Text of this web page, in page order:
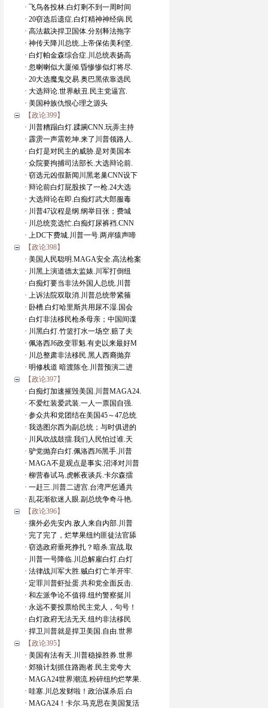
· 飞鸟各投林.白灯剩不到一周时间
· 20窃选后遗症.白灯精神神经病.民
· 高法裁决捍卫国体.分别释法拖字
· 神传天降川总统.上帝保佑美利坚.
· 白灯帕金森综合症.川总统表扬高
· 忽喇喇似大厦倾.昏惨惨似灯将尽.
· 20大选魔鬼交易.奥巴黑依靠选民
· 大选辩论.世界献丑.民主党逼宫.
· 美国种族仇恨心理之源头
【政论399】
· 川普糟蹋白灯.蹂躏CNN.玩弄主持
· 霹雳一声震乾坤.来了川普领路人.
· 白灯是对民主的威胁.是对美国本
· 众院要拘捕司法部长.大选辩论前.
· 窃选元凶假新闻川黑老巢CNN设下
· 辩论前白灯屁股挨了一枪.24大选
· 大选辩论在即.白痴灯武大郎服毒
· 川普47议程是纲.纲举目张；费城
· 川总统竞选忙.白痴灯尿裤裆.CNN
· 上DC下费城.川普一号.两岸猿声啼
【政论398】
· 美国人民聪明.MAGA安全.高法枪案
· 川黑上演道德太监婊.川军打倒纽
· 白痴灯要当非法外国人总统.川普
· 上诉法院双取消.川普总统带紧箍
· 卧槽.白灯哈里斯共用尿不湿.国会
· 白灯非法移民枪杀母亲；中国间谍
· 川黑白灯.竹篮打水一场空.赔了夫
· 佩洛西J6政变罪魁.有史以来最好M
· 川总整肃非法移民.黑人西裔抛弃
· 明修栈道 暗渡陈仓.川普预演二进
【政论397】
· 白痴灯加速摧毁美国.川普MAGA24.
· 不爱红装爱武装.一人一票国自强.
· 参众共和党团结在美国45～47总统
· 我选图尔西为副总统；与时俱进的
· 川风吹战鼓擂.我们人民怕过谁.天
· 驴党抛弃白灯.佩洛西J6黑手.川普
· MAGA不是观点是事实.沼泽对川普
· 柳营春试马.虎帐夜谈兵.卡尔森擂
· 一赶三.川普二进宫.台湾严惩通共
· 乱花渐欲迷人眼.副总统争奇斗艳.
【政论396】
· 攘外必先安内.敌人来自内部.川普
· 完了完了，烂苹果纽约匪徒法官舔
· 窃选政府垂死挣扎？暗杀.宣战.取
· 川普一号降临.川总解雇白灯.白灯
· 法律战川军大胜.贼白灯亡羊开牢.
· 定罪川普虾扯蛋.共和党全面反击.
· 和左派争论不值得.纽约警察挺川
· 永远不要投票给民主党人，句号！
· 白灯政府无法无天.纽约非法移民
· 捍卫川普就是捍卫美国.自由.世界
【政论395】
· 美国有法有天.川普稳操胜券.世界
· 郊狼计划抓住路跑者.民主党夸大
· MAGA24世界潮流.粉碎纽约烂苹果.
· 哇塞.川总发财啦！政治谋杀后.白
· MAGA24！卡尔.马克思在美国复活